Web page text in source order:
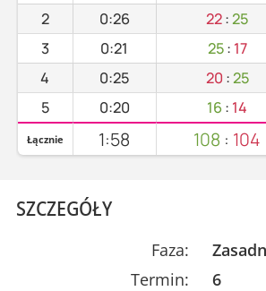
2
0:26 22:25
3
0:21 25: 17
4
0:25 20 :25
5
0:20 16: 14
Łącznie 1:58 108 : 104
SZCZEGÓŁY
Faza:
Termin:
6